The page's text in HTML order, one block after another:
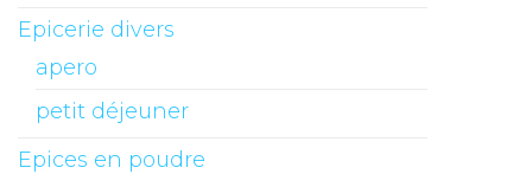
Epicerie divers
apero
petit déjeuner
Epices en poudre